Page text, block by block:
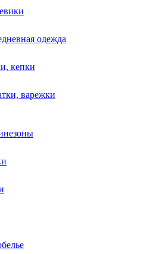
одежда
кепки
варежки